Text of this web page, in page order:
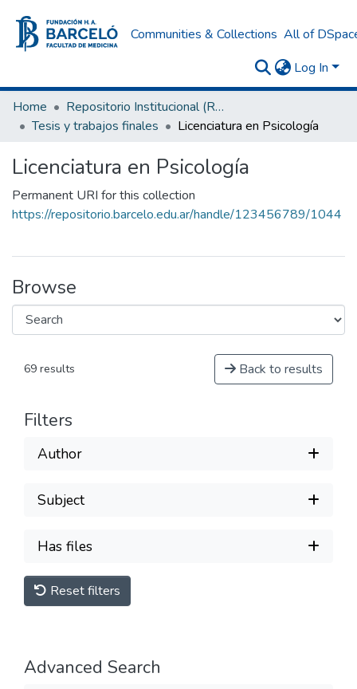
Communities & Collections All of
Log In
Home
Repositorio Institucional (RI) del Instituto Universitario de Ciencias de la Salud Fundación H. A. Barceló
Tesis y trabajos finales
Licenciatura en Psicología
Licenciatura en Psicología
Permanent URI for this collection
https://repositorio.barcelo.edu.ar/handle/123456789/1044
Browse
69 results Back to results
Filters
Author
Subject
Has files
Reset filters
Advanced Search